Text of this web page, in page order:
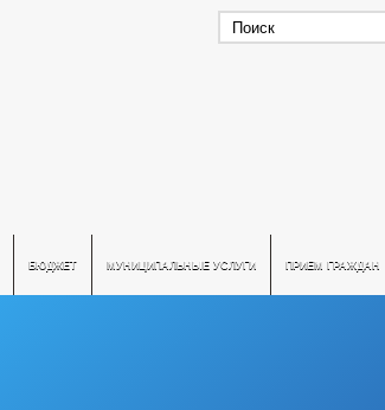
БЮДЖЕТ МУНИЦИПАЛЬНЫЕ УСЛУГИ ПРИЕМ ГРАЖДАН